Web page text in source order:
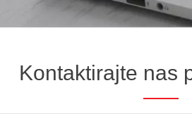
Kontaktirajte nas